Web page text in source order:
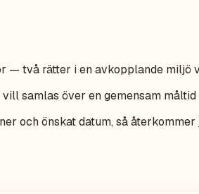
— två rätter i en avkopplande miljö
samlas över en gemensam måltid
och önskat datum, så